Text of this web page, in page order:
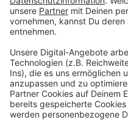
Stadt Düsseldorf
Schulstart an
Anzeige